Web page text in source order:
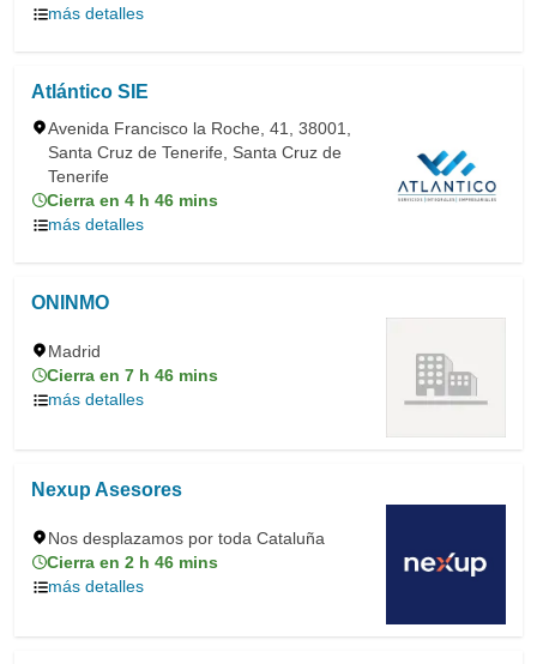
más detalles
Atlántico SIE
Avenida Francisco la Roche, 41, 38001,
Santa Cruz de Tenerife, Santa Cruz de
Tenerife
Cierra en 4 h 46 mins
más detalles
ONINMO
Madrid
Cierra en 7 h 46 mins
más detalles
Nexup Asesores
Nos desplazamos por toda Cataluña
Cierra en 2 h 46 mins
más detalles